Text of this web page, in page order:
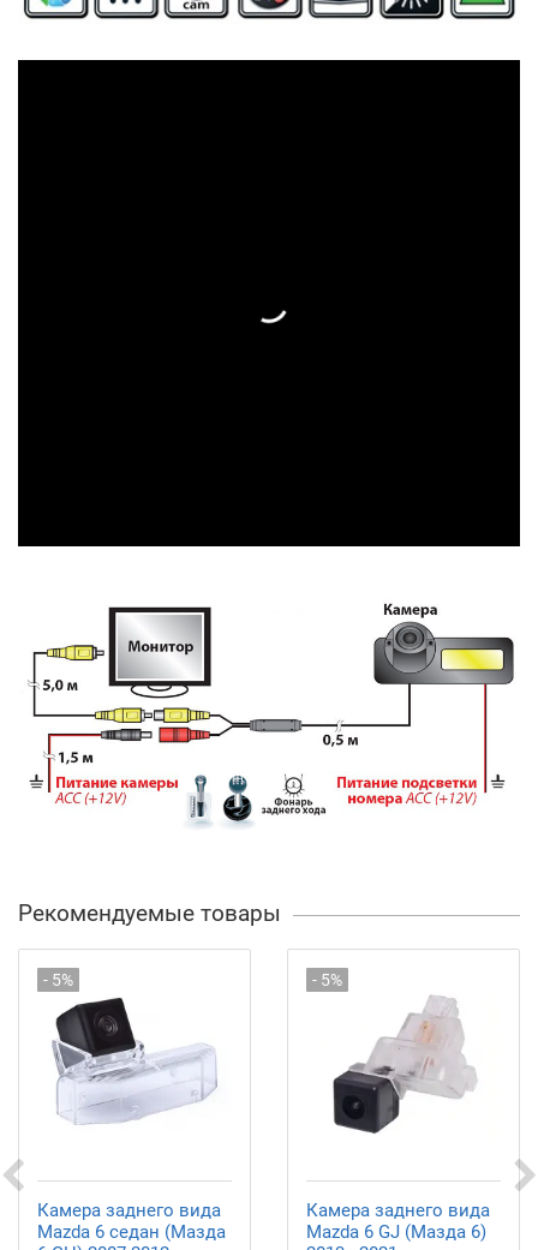
Рекомендуемые товары
- 5%
Камера заднего вида
Mazda 6 седан (Мазда
- 5%
Камера заднего вида
Mazda 6 GJ (Мазда 6)